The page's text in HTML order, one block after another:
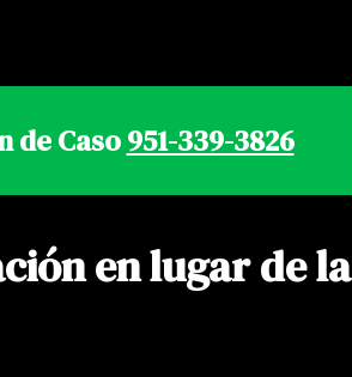
de Caso951-339-3826
en lugar de la